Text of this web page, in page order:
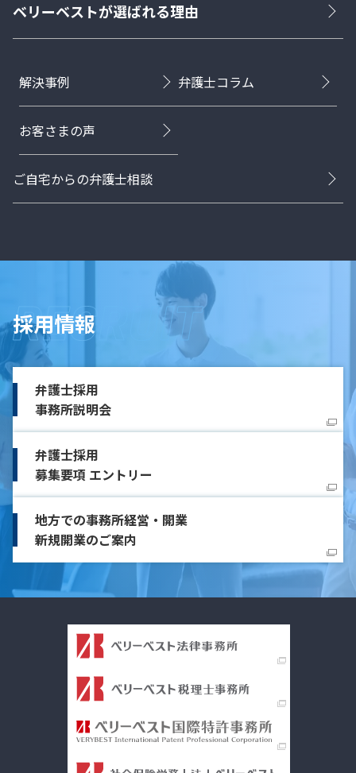
ベリーベストが選ばれる理由
解決事例 弁護士コラム
お客さまの声
ご自宅からの弁護士相談
採用情報
弁護士採用
事務所説明会
弁護士採用
募集要項 エントリー
地方での事務所経営・開業
新規開業のご案内